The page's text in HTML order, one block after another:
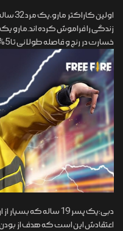
زندگی را فراموش کرده اند.مارو
خسارت در رنج و فاصله طولانی تا 5% است.
دبی:یک پسر 19 ساله که
اعتقادش این است که هدف از